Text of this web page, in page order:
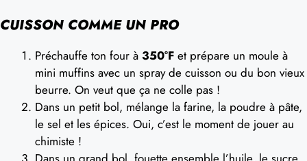
CUISSON COMME UN PRO
Préchauffe ton four à 350°F et prépare un moule à
mini muffins avec un spray de cuisson ou du bon vieux
beurre. On veut que ça ne colle pas !
Dans un petit bol, mélange la farine, la poudre à pâte,
le sel et les épices. Oui, c’est le moment de jouer au
chimiste !